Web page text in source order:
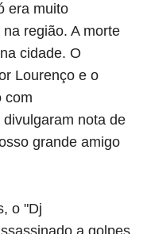
era muito
região. A morte
cidade. O
Lourenço e o
com
nota de
grande amigo
o "Dj